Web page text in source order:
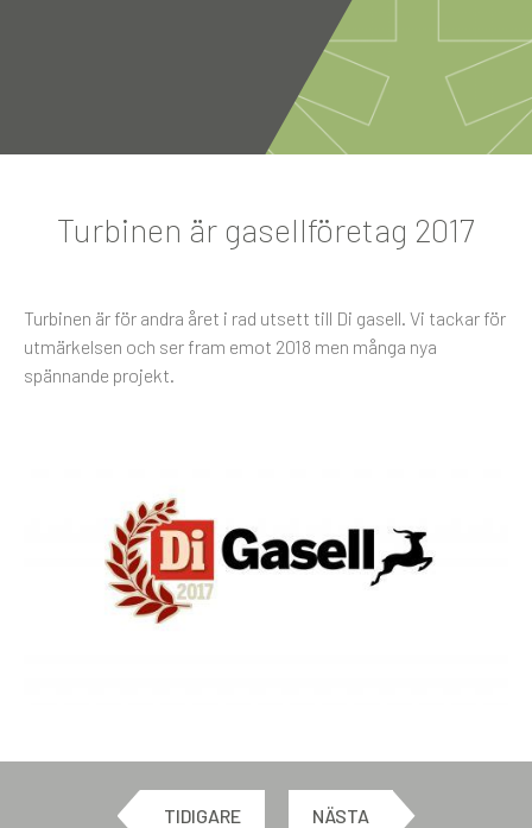
Turbinen är gasellföretag 2017
Turbinen är för andra året i rad utsett till Di gasell. Vi tackar för
utmärkelsen och ser fram emot 2018 men många nya
spännande projekt.
TIDIGARE NÄSTA